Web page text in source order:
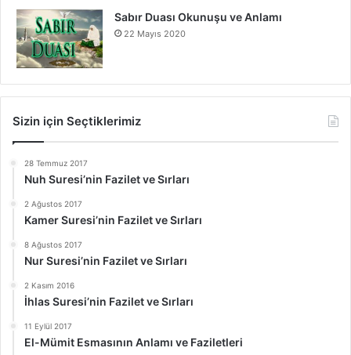
Sabır Duası Okunuşu ve Anlamı
22 Mayıs 2020
Sizin için Seçtiklerimiz
28 Temmuz 2017
Nuh Suresi’nin Fazilet ve Sırları
2 Ağustos 2017
Kamer Suresi’nin Fazilet ve Sırları
8 Ağustos 2017
Nur Suresi’nin Fazilet ve Sırları
2 Kasım 2016
İhlas Suresi’nin Fazilet ve Sırları
11 Eylül 2017
El-Mümit Esmasının Anlamı ve Faziletleri